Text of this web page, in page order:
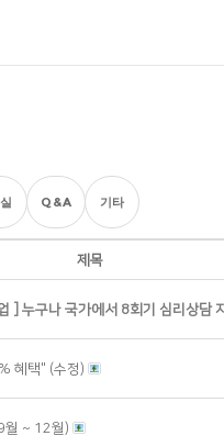
Q&A 기타
제목
] 누구나 국가에서 8회기 심리상담
혜택" (수정)
월 ~ 12월)